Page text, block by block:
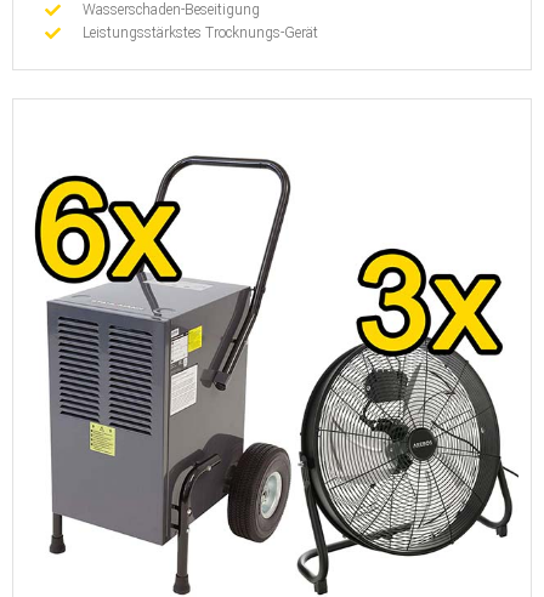
Wasserschaden-Beseitigung
Leistungsstärkstes Trocknungs-Gerät